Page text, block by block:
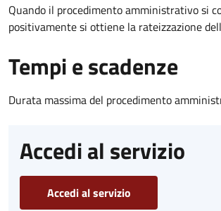
Quando il procedimento amministrativo si
positivamente si ottiene la rateizzazione
Tempi e scadenze
Durata massima del procedimento
Accedi al servizio
Accedi al servizio